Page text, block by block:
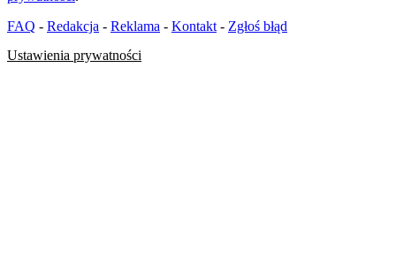
FAQ - Redakcja - Reklama - Kontakt - Zgłoś błąd
Ustawienia prywatności